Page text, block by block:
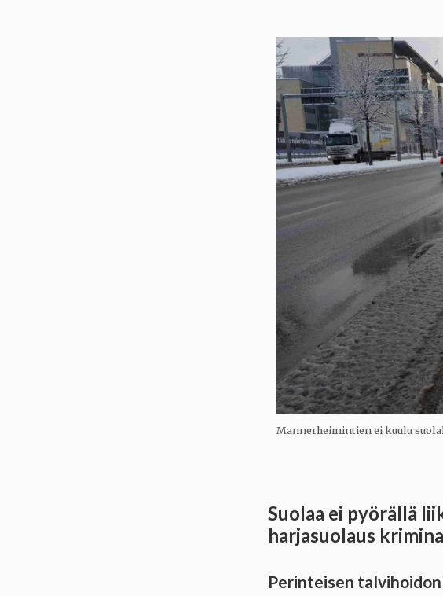
Mannerheimintien ei kuulu
Suolaa ei pyörällä
harjasuolaus
Perinteisen